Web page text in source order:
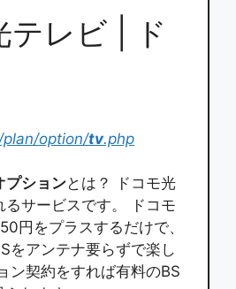
テレビ | ド
option/tv.php
プションとは？ ドコモ光
るサービスです。 ドコモ
円をプラスするだけで、
をアンテナ要らずで楽し
ン契約をすれば有料のBS